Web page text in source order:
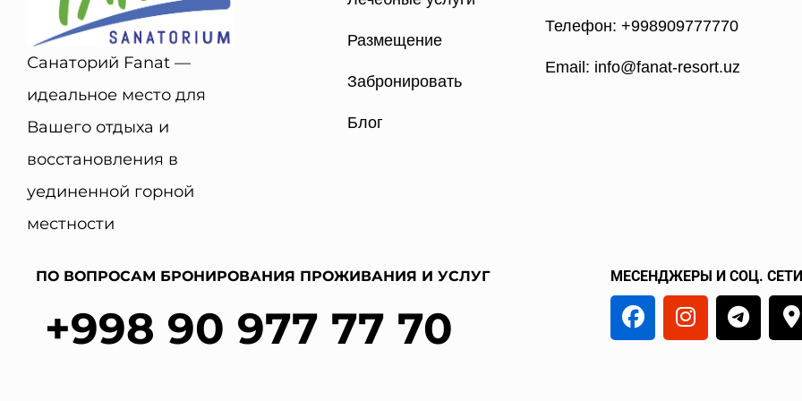
Санаторий Fanat —
идеальное место для
Вашего отдыха и
восстановления в
уединенной горной
местности
Размещение
Забронировать
Блог
Телефон: +998909777770
Email: info@fanat-resort.uz
ПО ВОПРОСАМ БРОНИРОВАНИЯ ПРОЖИВАНИЯ И УСЛУГ
+998 90 977 77 70
МЕСЕНДЖЕРЫ И СОЦ. СЕТИ